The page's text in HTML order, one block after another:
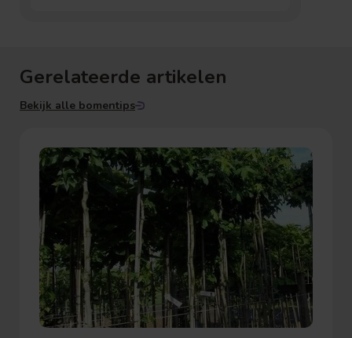
Gerelateerde artikelen
Bekijk alle bomentips